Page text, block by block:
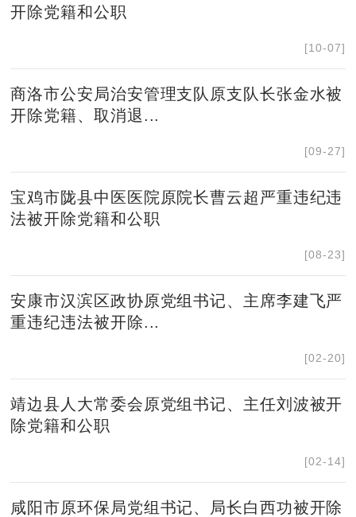
开除党籍和公职
[10-07]
商洛市公安局治安管理支队原支队长张金水被
开除党籍、取消退...
[09-27]
宝鸡市陇县中医医院原院长曹云超严重违纪违
法被开除党籍和公职
[08-23]
安康市汉滨区政协原党组书记、主席李建飞严
重违纪违法被开除...
[02-20]
靖边县人大常委会原党组书记、主任刘波被开
除党籍和公职
[02-14]
咸阳市原环保局党组书记、局长白西功被开除